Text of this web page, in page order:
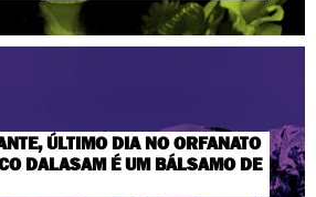
ÚLTIMO DIA NO ORFANATO
DALASAM É UM BÁLSAMO DE